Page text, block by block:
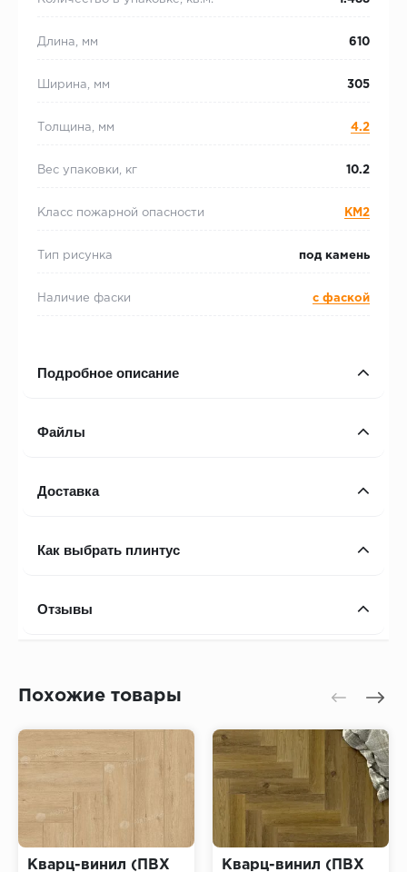
Длина, мм 610
Ширина, мм 305
Толщина, мм 4.2
Вес упаковки, кг 10.2
Класс пожарной опасности КМ2
Тип рисунка под камень
Наличие фаски с фаской
Подробное описание
Файлы
Доставка
Как выбрать плинтус
Отзывы
Похожие товары
Кварц-винил (ПВХ
Кварц-винил (ПВХ